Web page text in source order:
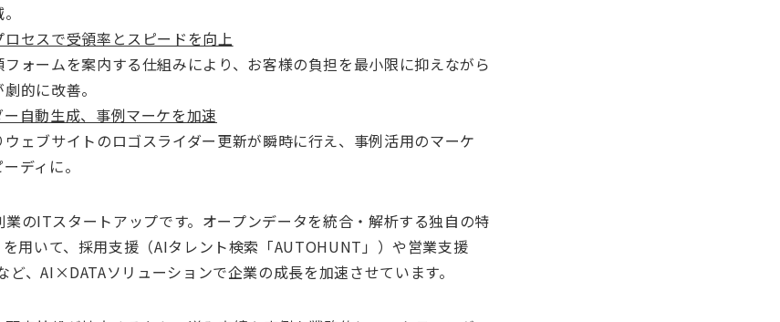
セスで受領率とスピードを向上
ォームを案内する仕組みにより、お客様の負担を最小限に抑えながら
的に改善。
自動生成、事例マーケを加速
ウェブサイトのロゴスライダー更新が瞬時に行え、事例活用のマーケ
ディに。
業のITスタートアップです。オープンデータを統合・解析する独自の特
用いて、採用支援（AIタレント検索「AUTOHUNT」）や営業支援
ど、AI×DATAソリューションで企業の成長を加速させています。